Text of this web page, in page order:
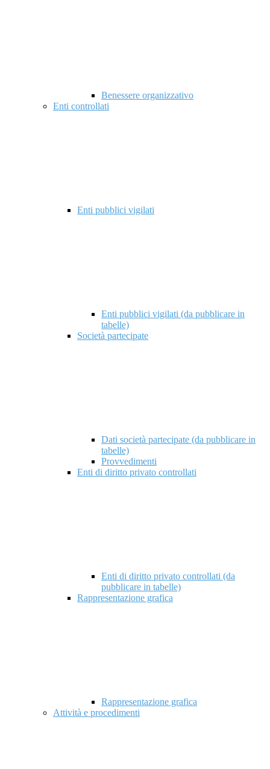
Benessere organizzativo
Enti controllati
Enti pubblici vigilati
Enti pubblici vigilati (da pubblicare in
tabelle)
Società partecipate
Dati società partecipate (da pubblicare in
tabelle)
Provvedimenti
Enti di diritto privato controllati
Enti di diritto privato controllati (da
pubblicare in tabelle)
Rappresentazione grafica
Rappresentazione grafica
Attività e procedimenti